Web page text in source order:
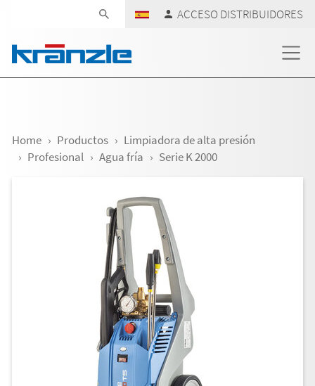
ACCESO DISTRIBUIDORES
Home Productos
Limpiadora de alta presión
Profesional
Agua fría Serie K 2000